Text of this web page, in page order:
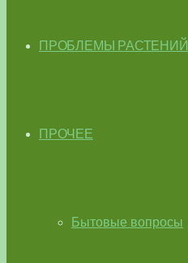
ПРОБЛЕМЫ РАСТЕНИЙ
ПРОЧЕЕ
Бытовые вопросы